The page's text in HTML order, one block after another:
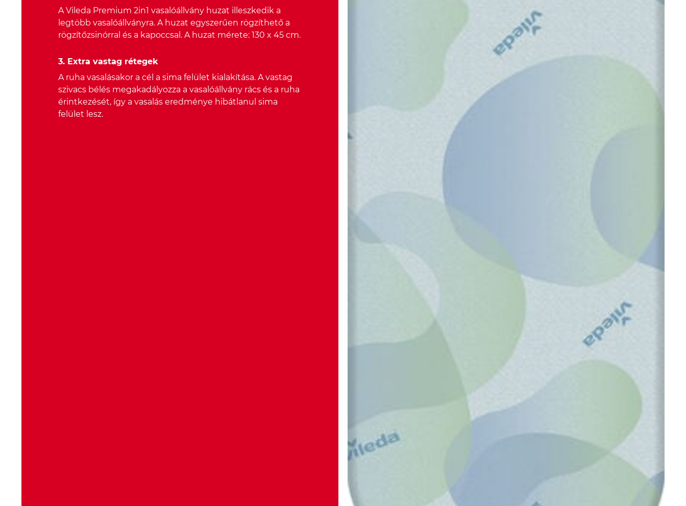
A Vileda Premium 2in1 vasalóállvány huzat illeszkedik a
legtöbb vasalóállványra. A huzat egyszerűen rögzíthető a
rögzítőzsinórral és a kapoccsal. A huzat mérete: 130 x 45 cm.
3. Extra vastag rétegek
A ruha vasalásakor a cél a sima felület kialakítása. A vastag
szivacs bélés megakadályozza a vasalóállvány rács és a ruha
érintkezését, így a vasalás eredménye hibátlanul sima
felület lesz.